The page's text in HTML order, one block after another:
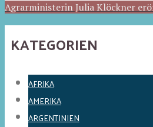
Agrarministerin Julia Klöckner
KATEGORIEN
AFRIKA
AMERIKA
ARGENTINIEN